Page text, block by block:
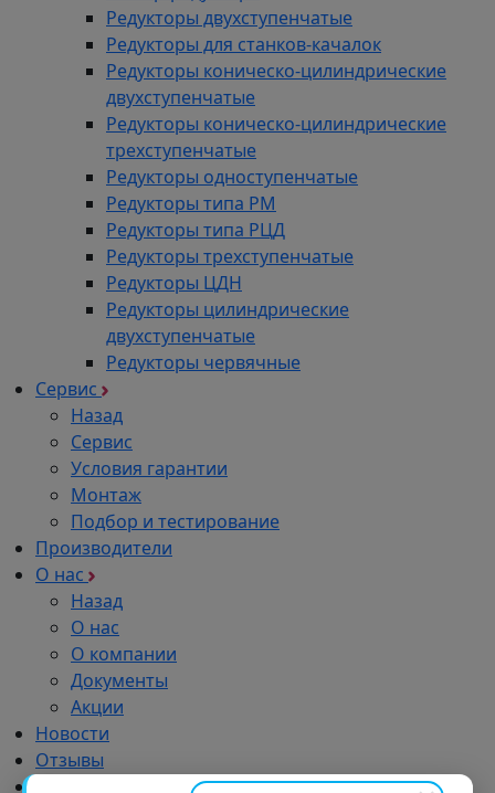
Редукторы двухступенчатые
Редукторы для станков-качалок
Редукторы коническо-цилиндрические
двухступенчатые
Редукторы коническо-цилиндрические
трехступенчатые
Редукторы одноступенчатые
Редукторы типа РМ
Редукторы типа РЦД
Редукторы трехступенчатые
Редукторы ЦДН
Редукторы цилиндрические
двухступенчатые
Редукторы червячные
Сервис
Назад
Сервис
Условия гарантии
Монтаж
Подбор и тестирование
Производители
О нас
Назад
О нас
О компании
Документы
Акции
Новости
Отзывы
Импортозамещение